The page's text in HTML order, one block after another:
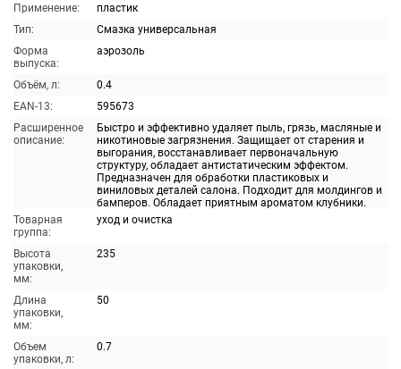
Применение:
пластик
Тип:
Смазка универсальная
Форма
выпуска:
аэрозоль
Объём, л:
0.4
EAN-13:
595673
Расширенное
описание:
Быстро и эффективно удаляет пыль, грязь, масляные и
никотиновые загрязнения. Защищает от старения и
выгорания, восстанавливает первоначальную
структуру, обладает антистатическим эффектом.
Предназначен для обработки пластиковых и
виниловых деталей салона. Подходит для молдингов и
бамперов. Обладает приятным ароматом клубники.
Товарная
группа:
уход и очистка
Высота
упаковки,
мм:
235
Длина
упаковки,
мм:
50
Объем
упаковки, л:
0.7